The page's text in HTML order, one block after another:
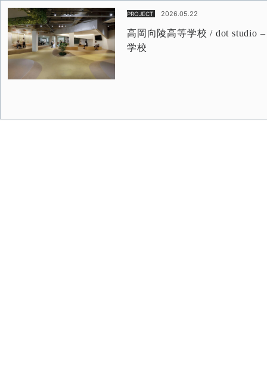
PROJECT 2026.05.22
高岡向陵高等学校 / dot studio
学校